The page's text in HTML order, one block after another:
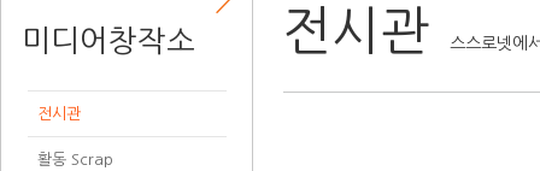
미디어창작소
전시관
활동 Scrap
전시관 스스로넷에